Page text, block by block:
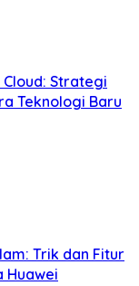
Strategi
Teknologi Baru
Trik dan Fitur
Huawei